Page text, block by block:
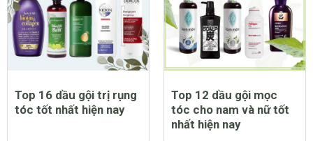
Top 16 dầu gội trị rụng
tóc tốt nhất hiện nay
Top 12 dầu gội mọc
tóc cho nam và nữ tốt
nhất hiện nay